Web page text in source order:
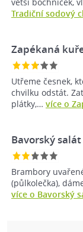
Tradiční sodový
Zapékaná
Utřeme česnek,
chvilku odstát.
plátky,… více o
Bavorský salát
Brambory
(půlkolečka),
více o Bavorský